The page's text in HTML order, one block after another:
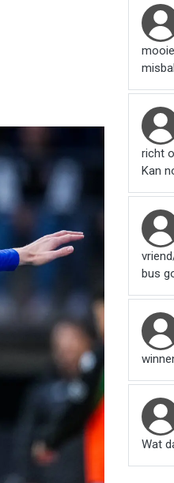
richt
Kan
bus
Wat